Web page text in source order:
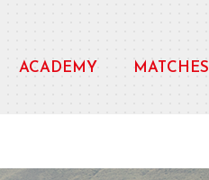
ACADEMY MATCHES